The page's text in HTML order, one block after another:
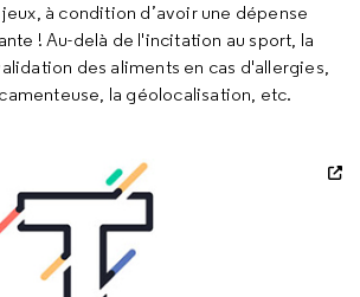
à condition d’avoir une dépense
! Au-delà de l'incitation au sport, la
des aliments en cas d'allergies,
la géolocalisation, etc.